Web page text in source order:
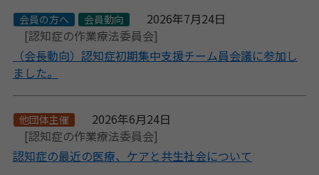
置:会員の方へ 会員動向
2026年7月24日
[認知症の作業療法委員会]
（会長動向）認知症初期集中支援チーム員会議に参加し
ました。
他団体主催
2026年6月24日
[認知症の作業療法委員会]
認知症の最近の医療、ケアと共生社会について